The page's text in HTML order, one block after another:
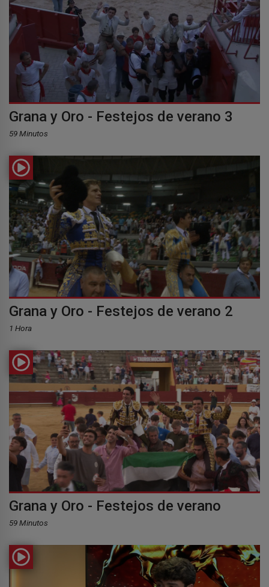
Grana y Oro - Festejos de verano 3
59 Minutos
Grana y Oro - Festejos de verano 2
1 Hora
Grana y Oro - Festejos de verano
59 Minutos